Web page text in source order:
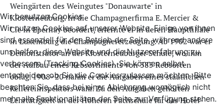
Weingärten des Weingutes "Donauwarte" in
Klosterneuburg. In die Champagnerfirma E. Mercier &
Cie in Epernay beordert, erlernte er in deren Hauptfiliale
in Luxemburg die Champagnererzeugung. Ab 1902 war er
Demonstrator an der Klosterneuburger Schule, wo ihm
der Aufbau eines Rebsortiments von 385 Rebsorten
oblag. 1908−20 nahm er die Aufgaben eines staatlichen
Kellereiinspektors wahr. Zu den Aufgaben gehörten
Lehrtätigkeit an der Höheren Fachschule für das Hotel-
Wir benutzen Cookies
Wir nutzen Cookies auf unserer Website. Einige von ihnen
sind essenziell für den Betrieb der Seite, während andere
uns helfen, diese Website und die Nutzererfahrung zu
verbessern (Tracking Cookies). Sie können selbst
entscheiden, ob Sie die Cookies zulassen möchten. Bitte
beachten Sie, dass bei einer Ablehnung womöglich nicht
mehr alle Funktionalitäten der Seite zur Verfügung stehen.